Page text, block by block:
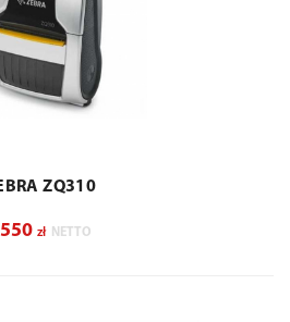
ZQ310
zł NETTO